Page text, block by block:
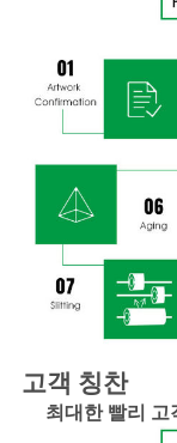
고객 칭찬
최대한 빨리 고